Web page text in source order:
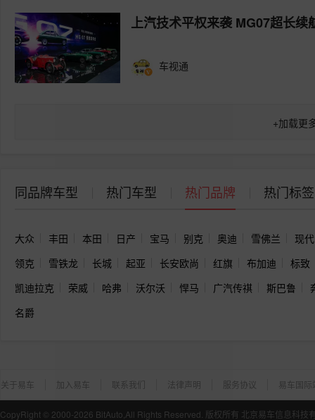
上汽技术平权来袭 MG07超长续
车视通
+加载更
同品牌车型 热门车型 热门品牌 热门标签
大众 丰田 本田 日产 宝马 别克 奥迪 雪佛兰
现代
领克
雪铁龙 长城 起亚 长安欧尚 红旗 布加迪
标致
凯迪拉克
荣威 哈弗 沃尔沃 悍马 广汽传祺 斯巴鲁
名爵
关于易车 加入易车 联系我们 法律声明 服务协议 易车国际
CopyRight © 2000-2026 BitAuto,All Rights Reserved. 版权所有 北京易车信息科